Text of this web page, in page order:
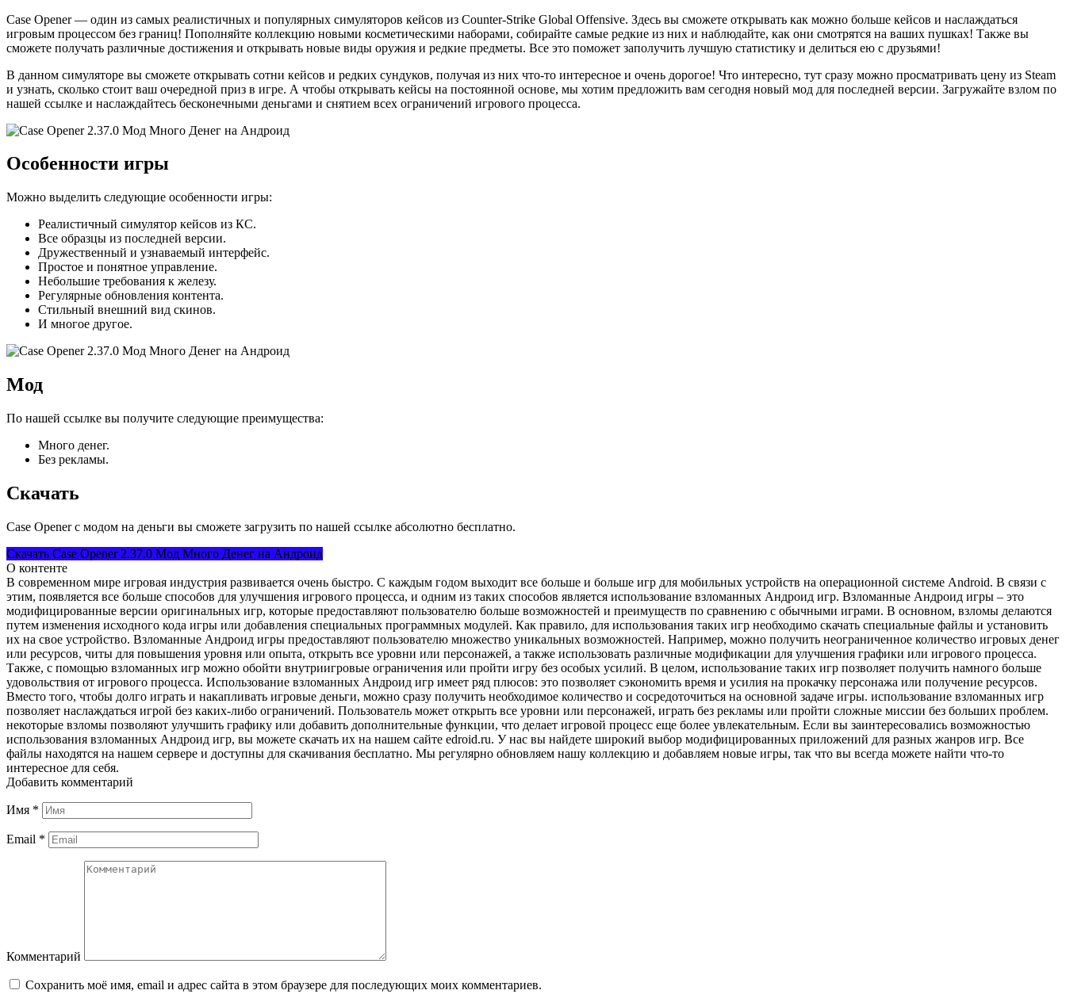
Case Opener — один из самых реалистичных и популярных симуляторов кейсов из Counter-Strike Global Offensive. Здесь вы сможете открывать как можно больше кейсов и наслаждаться
игровым процессом без границ! Пополняйте коллекцию новыми косметическими наборами, собирайте самые редкие из них и наблюдайте, как они смотрятся на ваших пушках! Также вы
сможете получать различные достижения и открывать новые виды оружия и редкие предметы. Все это поможет заполучить лучшую статистику и делиться ею с друзьями!
В данном симуляторе вы сможете открывать сотни кейсов и редких сундуков, получая из них что-то интересное и очень дорогое! Что интересно, тут сразу можно просматривать цену из Steam
и узнать, сколько стоит ваш очередной приз в игре. А чтобы открывать кейсы на постоянной основе, мы хотим предложить вам сегодня новый мод для последней версии. Загружайте взлом по
нашей ссылке и наслаждайтесь бесконечными деньгами и снятием всех ограничений игрового процесса.
Особенности игры
Можно выделить следующие особенности игры:
Реалистичный симулятор кейсов из КС.
Все образцы из последней версии.
Дружественный и узнаваемый интерфейс.
Простое и понятное управление.
Небольшие требования к железу.
Регулярные обновления контента.
Стильный внешний вид скинов.
И многое другое.
Мод
По нашей ссылке вы получите следующие преимущества:
Много денег.
Без рекламы.
Скачать
Case Opener с модом на деньги вы сможете загрузить по нашей ссылке абсолютно бесплатно.
Скачать Case Opener 2.37.0 Мод Много Денег на Андроид
О контенте
В современном мире игровая индустрия развивается очень быстро. С каждым годом выходит все больше и больше игр для мобильных устройств на операционной системе Android. В связи с
этим, появляется все больше способов для улучшения игрового процесса, и одним из таких способов является использование взломанных Андроид игр. Взломанные Андроид игры – это
модифицированные версии оригинальных игр, которые предоставляют пользователю больше возможностей и преимуществ по сравнению с обычными играми. В основном, взломы делаются
путем изменения исходного кода игры или добавления специальных программных модулей. Как правило, для использования таких игр необходимо скачать специальные файлы и установить
их на свое устройство. Взломанные Андроид игры предоставляют пользователю множество уникальных возможностей. Например, можно получить неограниченное количество игровых денег
или ресурсов, читы для повышения уровня или опыта, открыть все уровни или персонажей, а также использовать различные модификации для улучшения графики или игрового процесса.
Также, с помощью взломанных игр можно обойти внутриигровые ограничения или пройти игру без особых усилий. В целом, использование таких игр позволяет получить намного больше
удовольствия от игрового процесса. Использование взломанных Андроид игр имеет ряд плюсов: это позволяет сэкономить время и усилия на прокачку персонажа или получение ресурсов.
Вместо того, чтобы долго играть и накапливать игровые деньги, можно сразу получить необходимое количество и сосредоточиться на основной задаче игры. использование взломанных игр
позволяет наслаждаться игрой без каких-либо ограничений. Пользователь может открыть все уровни или персонажей, играть без рекламы или пройти сложные миссии без больших проблем.
некоторые взломы позволяют улучшить графику или добавить дополнительные функции, что делает игровой процесс еще более увлекательным. Если вы заинтересовались возможностью
использования взломанных Андроид игр, вы можете скачать их на нашем сайте edroid.ru. У нас вы найдете широкий выбор модифицированных приложений для разных жанров игр. Все
файлы находятся на нашем сервере и доступны для скачивания бесплатно. Мы регулярно обновляем нашу коллекцию и добавляем новые игры, так что вы всегда можете найти что-то
интересное для себя.
Добавить комментарий
Имя *
Email *
Комментарий
Сохранить моё имя, email и адрес сайта в этом браузере для последующих моих комментариев.